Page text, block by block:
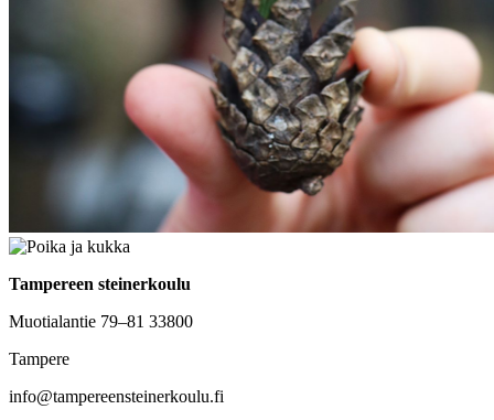
Tampereen steinerkoulu
Muotialantie 79–81 33800
Tampere
info@tampereensteinerkoulu.fi